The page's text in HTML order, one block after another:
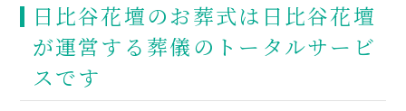
日比谷花壇のお葬式は日比谷花壇
が運営する葬儀のトータルサービ
スです